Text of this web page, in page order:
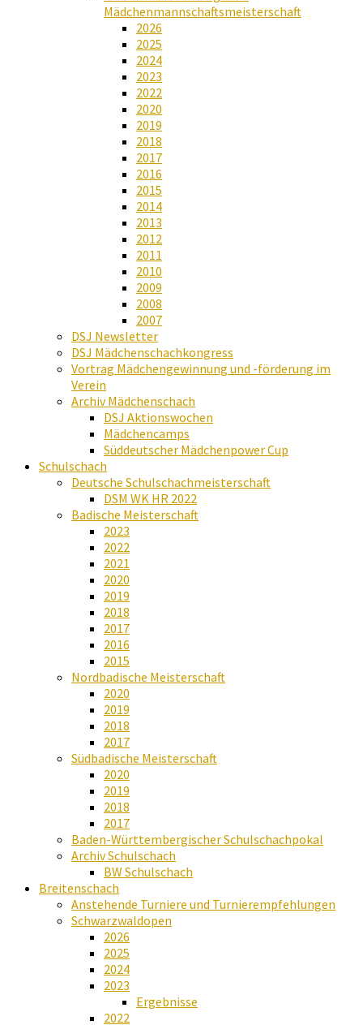
Mädchenmannschaftsmeisterschaft
2026
2025
2024
2023
2022
2020
2019
2018
2017
2016
2015
2014
2013
2012
2011
2010
2009
2008
2007
DSJ Newsletter
DSJ Mädchenschachkongress
Vortrag Mädchengewinnung und -förderung im
Verein
Archiv Mädchenschach
DSJ Aktionswochen
Mädchencamps
Süddeutscher Mädchenpower Cup
Schulschach
Deutsche Schulschachmeisterschaft
DSM WK HR 2022
Badische Meisterschaft
2023
2022
2021
2020
2019
2018
2017
2016
2015
Nordbadische Meisterschaft
2020
2019
2018
2017
Südbadische Meisterschaft
2020
2019
2018
2017
Baden-Württembergischer Schulschachpokal
Archiv Schulschach
BW Schulschach
Breitenschach
Anstehende Turniere und Turnierempfehlungen
Schwarzwaldopen
2026
2025
2024
2023
Ergebnisse
2022